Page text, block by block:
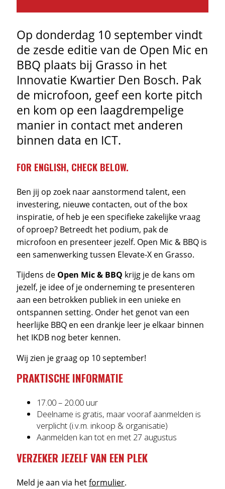
Op donderdag 10 september vindt
de zesde editie van de Open Mic en
BBQ plaats bij Grasso in het
Innovatie Kwartier Den Bosch. Pak
de microfoon, geef een korte pitch
en kom op een laagdrempelige
manier in contact met anderen
binnen data en ICT.
FOR ENGLISH, CHECK BELOW.
Ben jij op zoek naar aanstormend talent, een
investering, nieuwe contacten, out of the box
inspiratie, of heb je een specifieke zakelijke vraag
of oproep? Betreedt het podium, pak de
microfoon en presenteer jezelf. Open Mic & BBQ is
een samenwerking tussen Elevate-X en Grasso.
Tijdens de Open Mic & BBQ krijg je de kans om
jezelf, je idee of je onderneming te presenteren
aan een betrokken publiek in een unieke en
ontspannen setting. Onder het genot van een
heerlijke BBQ en een drankje leer je elkaar binnen
het IKDB nog beter kennen.
Wij zien je graag op 10 september!
PRAKTISCHE INFORMATIE
17.00 – 20.00 uur
Deelname is gratis, maar vooraf aanmelden is
verplicht (i.v.m. inkoop & organisatie)
Aanmelden kan tot en met 27 augustus
VERZEKER JEZELF VAN EEN PLEK
Meld je aan via hetformulier.